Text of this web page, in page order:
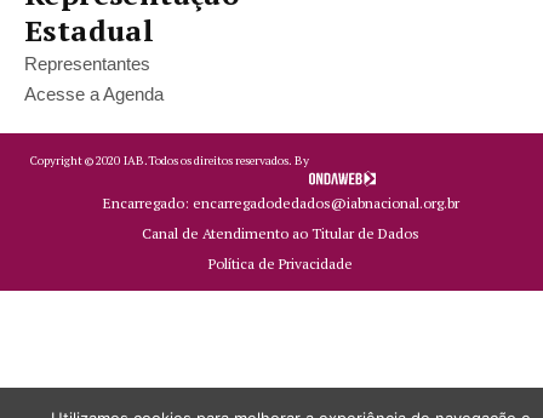
Estadual
Representantes
Acesse a Agenda
Copyright ©2020 IAB.Todos os direitos reservados. By
Encarregado: encarregadodedados@iabnacional.org.br
Canal de Atendimento ao Titular de Dados
Política de Privacidade